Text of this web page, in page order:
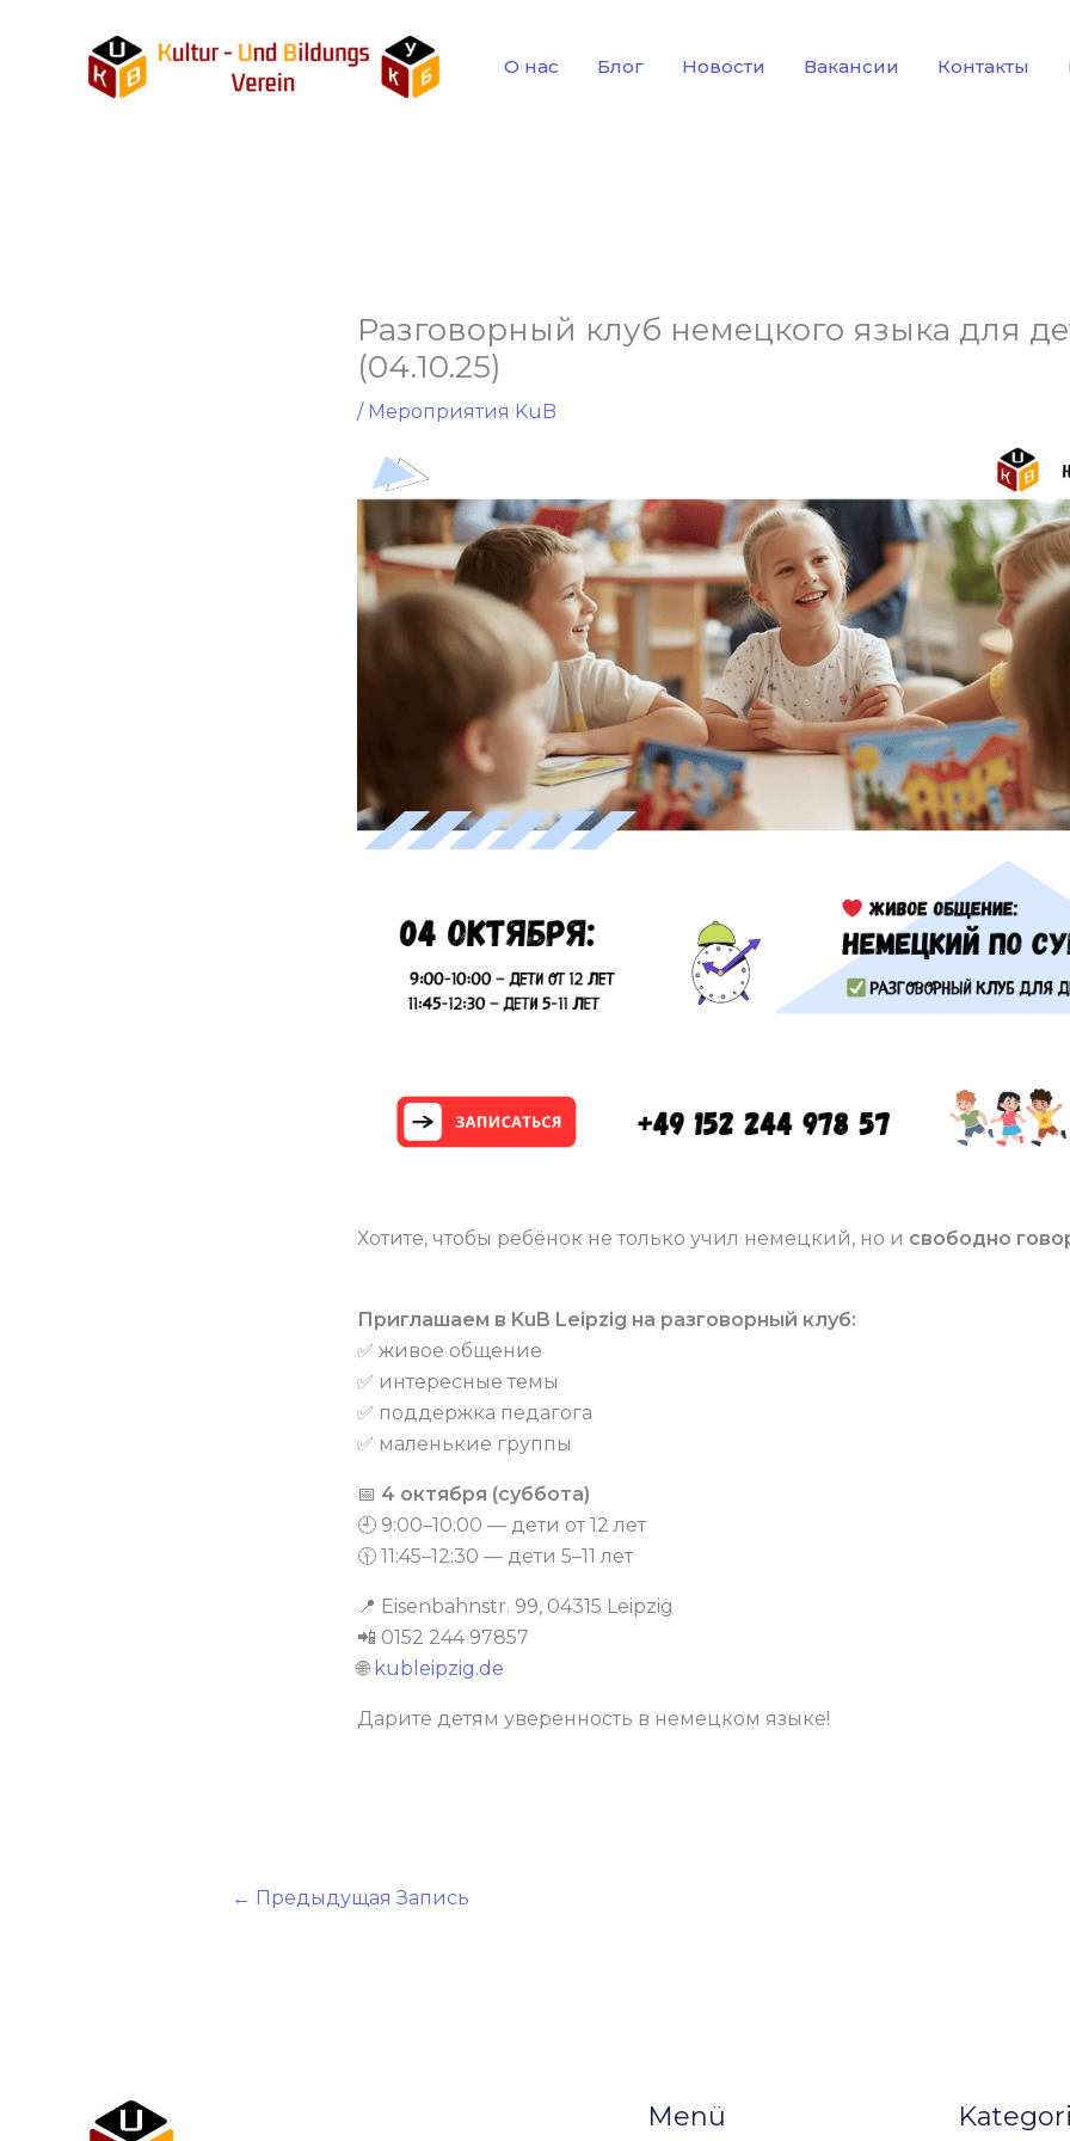
содержимому
О нас Блог Новости Вакансии Контакты
Разговорный клуб немецкого языка для
(04.10.25)
/ Мероприятия KuB
Хотите, чтобы ребёнок не только учил немецкий, но и свободно
Приглашаем в KuB Leipzig на разговорный клуб:
✅ живое общение
✅ интересные темы
✅ поддержка педагога
✅ маленькие группы
📅 4 октября (суббота)
🕘 9:00–10:00 — дети от 12 лет
🕦 11:45–12:30 — дети 5–11 лет
📍 Eisenbahnstr. 99, 04315 Leipzig
📲 0152 244 97857
🌐 kubleipzig.de
Дарите детям уверенность в немецком языке!
← Предыдущая Запись
Menü